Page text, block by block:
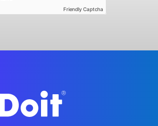
Friendly Captcha